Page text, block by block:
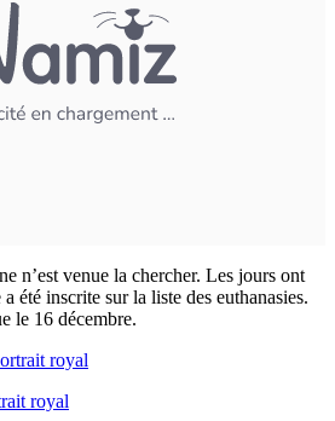
n’est venue la chercher. Les jours ont
été inscrite sur la liste des euthanasies.
le 16 décembre.
royal